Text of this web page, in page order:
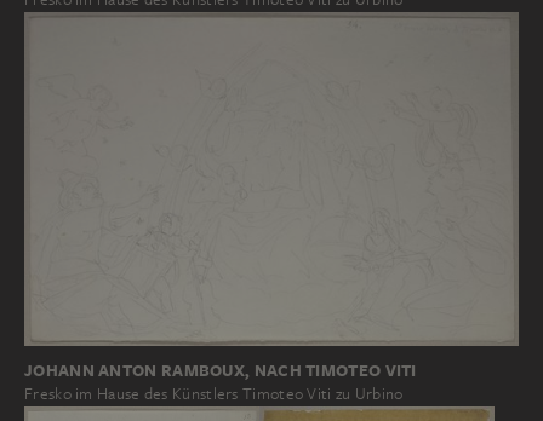
JOHANN ANTON RAMBOUX, NACH TIMOTEO VITI
Fresko im Hause des Künstlers Timoteo Viti zu Urbino